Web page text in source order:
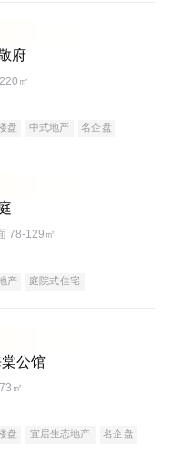
府
㎡
盘 中式地产 名企盘
78-129㎡
产 庭院式住宅
棠公馆
㎡
盘 宜居生态地产 名企盘